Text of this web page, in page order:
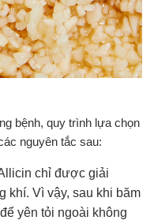
bệnh, quy trình lựa chọn
nguyên tắc sau:
chỉ được giải
khí. Vì vậy, sau khi băm
yên tỏi ngoài không